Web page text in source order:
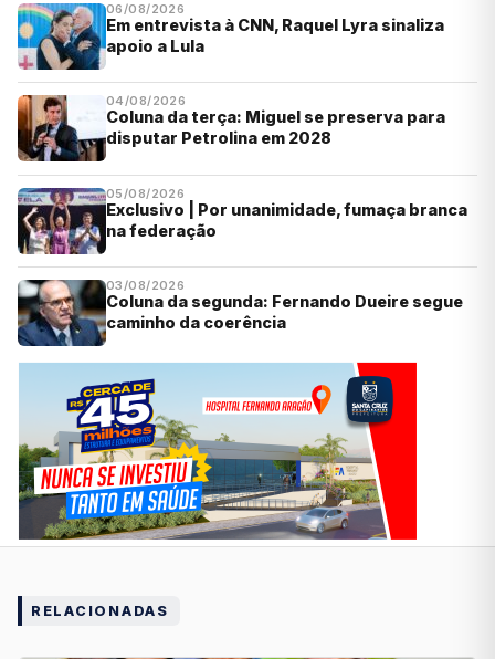
06/08/2026
Em entrevista à CNN, Raquel Lyra sinaliza
apoio a Lula
04/08/2026
Coluna da terça: Miguel se preserva para
disputar Petrolina em 2028
05/08/2026
Exclusivo | Por unanimidade, fumaça branca
na federação
03/08/2026
Coluna da segunda: Fernando Dueire segue
caminho da coerência
RELACIONADAS